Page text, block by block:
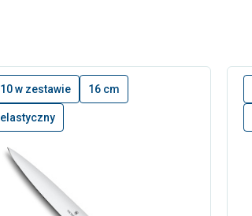
10 w zestawie 16 cm
elastyczny